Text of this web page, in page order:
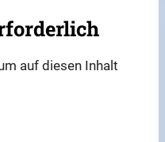
auf diesen Inhalt